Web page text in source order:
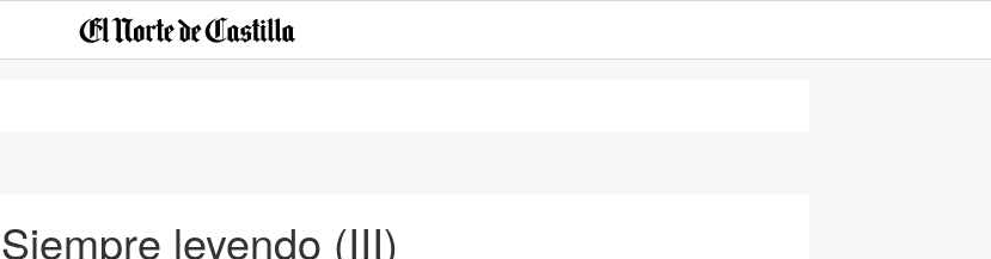
Siempre leyendo (III)